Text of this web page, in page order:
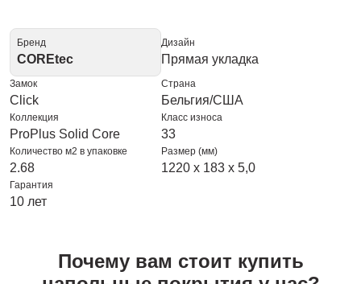
Бренд
COREtec
Дизайн
Прямая укладка
Замок
Click
Страна
Бельгия/США
Коллекция
ProPlus Solid Core
Класс износа
33
Количество м2 в упаковке
2.68
Размер (мм)
1220 x 183 x 5,0
Гарантия
10 лет
Почему вам стоит купить